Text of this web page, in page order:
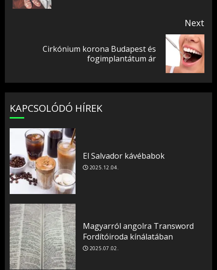
Next
Cirkónium korona Budapest és
fogimplantátum ár
KAPCSOLÓDÓ HÍREK
El Salvador kávébabok
2025.12.04.
Magyarról angolra Transword
Fordítóiroda kínálatában
2025.07.02.